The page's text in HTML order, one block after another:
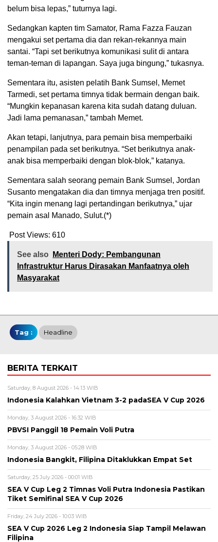
belum bisa lepas,” tuturnya lagi.
Sedangkan kapten tim Samator, Rama Fazza Fauzan
mengakui set pertama dia dan rekan-rekannya main
santai. “Tapi set berikutnya komunikasi sulit di antara
teman-teman di lapangan. Saya juga bingung,” tukasnya.
Sementara itu, asisten pelatih Bank Sumsel, Memet
Tarmedi, set pertama timnya tidak bermain dengan baik.
“Mungkin kepanasan karena kita sudah datang duluan.
Jadi lama pemanasan,” tambah Memet.
Akan tetapi, lanjutnya, para pemain bisa memperbaiki
penampilan pada set berikutnya. “Set berikutnya anak-
anak bisa memperbaiki dengan blok-blok,” katanya.
Sementara salah seorang pemain Bank Sumsel, Jordan
Susanto mengatakan dia dan timnya menjaga tren positif.
“Kita ingin menang lagi pertandingan berikutnya,” ujar
pemain asal Manado, Sulut.(*)
Post Views: 610
See also
Menteri Dody: Pembangunan
Infrastruktur Harus Dirasakan Manfaatnya oleh
Masyarakat
Tag : Headline
BERITA TERKAIT
Saturday, 8 August 2026 - 14:13 WIB
Indonesia Kalahkan Vietnam 3-2 padaSEA V Cup 2026
Monday, 3 August 2026 - 16:32 WIB
PBVSI Panggil 18 Pemain Voli Putra
Monday, 3 August 2026 - 05:28 WIB
Indonesia Bangkit, Filipina Ditaklukkan Empat Set
Saturday, 25 July 2026 - 00:01 WIB
SEA V Cup Leg 2 Timnas Voli Putra Indonesia Pastikan
Tiket Semifinal SEA V Cup 2026
Friday, 24 July 2026 - 10:03 WIB
SEA V Cup 2026 Leg 2 Indonesia Siap Tampil Melawan
Filipina